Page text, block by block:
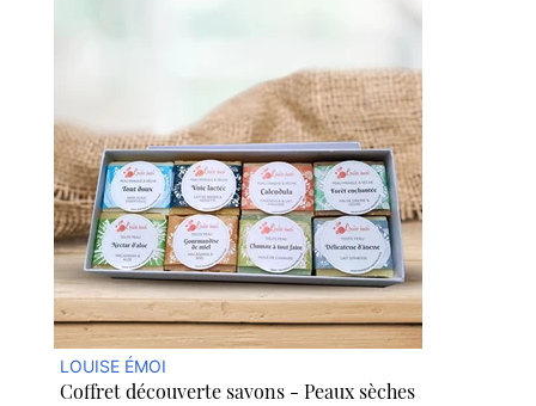
LOUISE ÉMOI
Coffret découverte savons - Peaux sèches